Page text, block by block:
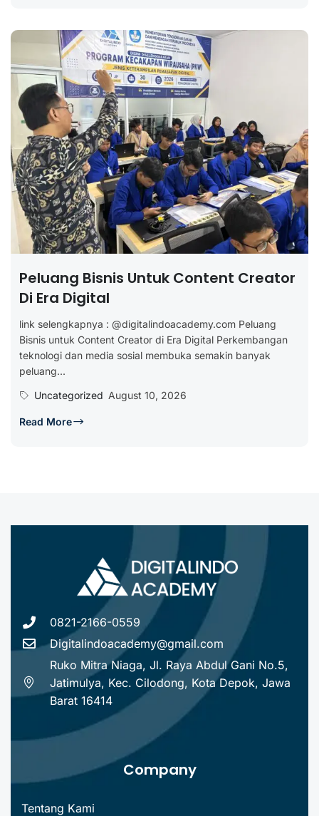
Peluang Bisnis Untuk Content Creator
Di Era Digital
link selengkapnya : @digitalindoacademy.com Peluang
Bisnis untuk Content Creator di Era Digital Perkembangan
teknologi dan media sosial membuka semakin banyak
peluang...
Uncategorized August 10, 2026
Read More
0821-2166-0559
Digitalindoacademy@gmail.com
Ruko Mitra Niaga, Jl. Raya Abdul Gani No.5,
Jatimulya, Kec. Cilodong, Kota Depok, Jawa
Barat 16414
Company
Tentang Kami